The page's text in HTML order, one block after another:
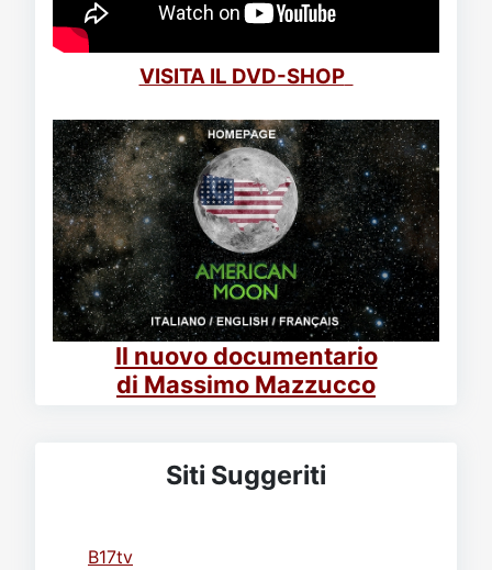
VISITA IL DVD-SHOP
Il nuovo documentario
di Massimo Mazzucco
Siti Suggeriti
B17tv